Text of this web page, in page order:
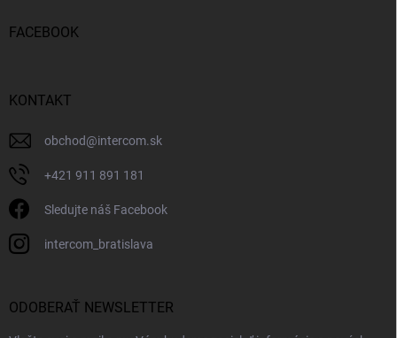
FACEBOOK
KONTAKT
obchod@intercom.sk
+421 911 891 181
Sledujte náš Facebook
intercom_bratislava
ODOBERAŤ NEWSLETTER